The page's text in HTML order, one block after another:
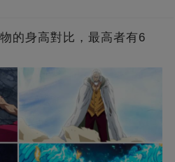
的身高對比，最高者有6